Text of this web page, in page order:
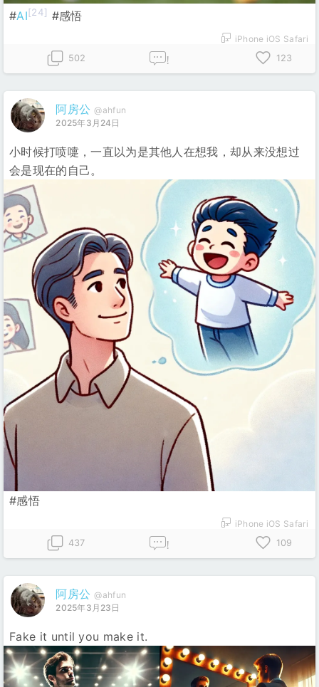
#AI[24] #感悟
iPhone iOS Safari
502
! 123
阿房公 @ahfun
2025年3月24日
小时候打喷嚏，一直以为是其他人在想我，却从来没想过
会是现在的自己。
#感悟
iPhone iOS Safari
437
! 109
阿房公 @ahfun
2025年3月23日
Fake it until you make it.